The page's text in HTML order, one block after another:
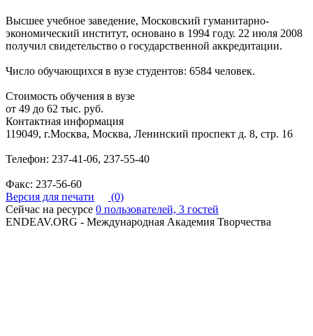
Высшее учебное заведение, Московский гуманитарно-
экономический институт, основано в 1994 году. 22 июля 2008
получил свидетельство о государственной аккредитации.
Число обучающихся в вузе студентов: 6584 человек.
Стоимость обучения в вузе
от 49 до 62 тыс. руб.
Контактная информация
119049, г.Москва, Москва, Ленинский проспект д. 8, стр. 16
Телефон: 237-41-06, 237-55-40
Факс: 237-56-60
Версия для печати
(0)
Сейчас на ресурсе 0 пользователей, 3 гостей
ENDEAV.ORG - Международная Академия Творчества